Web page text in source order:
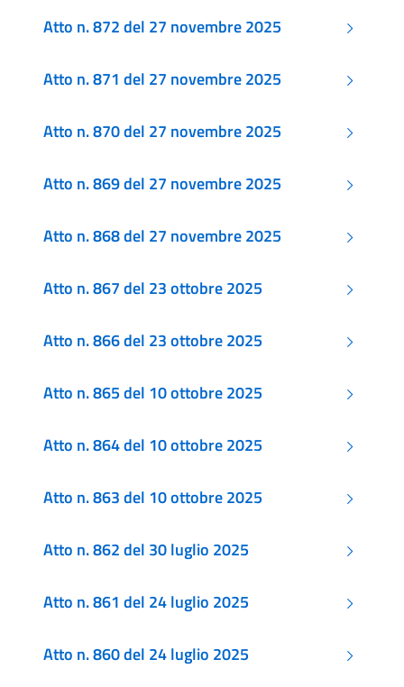
Atto n. 872 del 27 novembre 2025
Atto n. 871 del 27 novembre 2025
Atto n. 870 del 27 novembre 2025
Atto n. 869 del 27 novembre 2025
Atto n. 868 del 27 novembre 2025
Atto n. 867 del 23 ottobre 2025
Atto n. 866 del 23 ottobre 2025
Atto n. 865 del 10 ottobre 2025
Atto n. 864 del 10 ottobre 2025
Atto n. 863 del 10 ottobre 2025
Atto n. 862 del 30 luglio 2025
Atto n. 861 del 24 luglio 2025
Atto n. 860 del 24 luglio 2025